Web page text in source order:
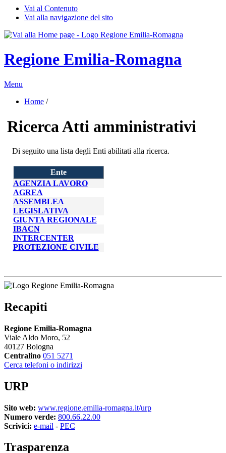
Vai al Contenuto
Vai alla navigazione del sito
Regione Emilia-Romagna
Menu
Home /
Ricerca Atti amministrativi
Di seguito una lista degli Enti abilitati alla ricerca.
Ente
AGENZIA LAVORO
AGREA
ASSEMBLEA
LEGISLATIVA
GIUNTA REGIONALE
IBACN
INTERCENTER
PROTEZIONE CIVILE
Recapiti
Regione Emilia-Romagna
Viale Aldo Moro, 52
40127 Bologna
Centralino 051 5271
Cerca telefoni o indirizzi
URP
Sito web: www.regione.emilia-romagna.it/urp
Numero verde: 800.66.22.00
Scrivici: e-mail - PEC
Trasparenza